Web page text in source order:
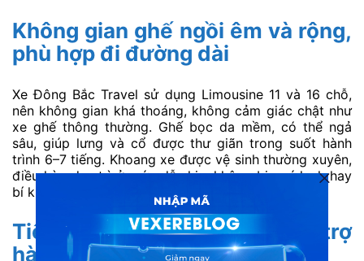
Không gian ghế ngồi êm và rộng,
phù hợp đi đường dài
Xe Đông Bắc Travel sử dụng Limousine 11 và 16 chỗ,
nên không gian khá thoáng, không cảm giác chật như
xe ghế thông thường. Ghế bọc da mềm, có thể ngả
sâu, giúp lưng và cổ được thư giãn trong suốt hành
trình 6–7 tiếng. Khoang xe được vệ sinh thường xuyên,
điều hòa duy trì ở mức dễ chịu, không bị quá lạnh hay
bí khí.
Tiện ích cơ bản đầy đủ, hỗ trợ
hành khách tốt